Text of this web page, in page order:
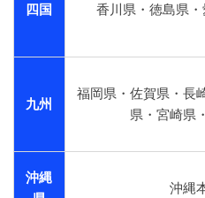
四国 香川県・徳島県
九州
福岡県・佐賀県・長
県・宮崎県
沖縄
沖縄